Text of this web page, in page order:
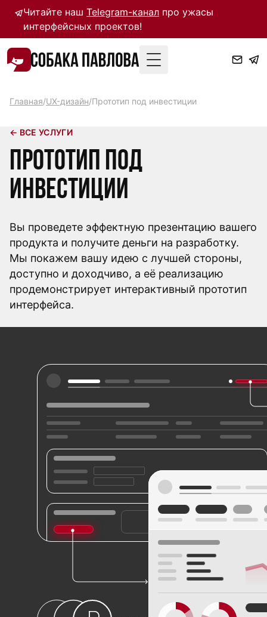
Читайте нашTelegram-канал про ужасы
интерфейсных проектов!
Toggle Menu
Главная/UX-дизайн/Прототип под инвестиции
← ВСЕ УСЛУГИ
Прототип под
инвестиции
Вы проведете эффектную презентацию вашего
продукта и получите деньги на разработку.
Мы покажем вашу идею с лучшей стороны,
доступно и доходчиво, а её реализацию
продемонстрирует интерактивный прототип
интерфейса.